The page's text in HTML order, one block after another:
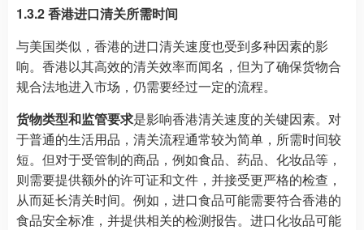
1.3.2 香港进口清关所需时间
与美国类似，香港的进口清关速度也受到多种因素的影
响。香港以其高效的清关效率而闻名，但为了确保货物合
规合法地进入市场，仍需要经过一定的流程。
货物类型和监管要求是影响香港清关速度的关键因素。对
于普通的生活用品，清关流程通常较为简单，所需时间较
短。但对于受管制的商品，例如食品、药品、化妆品等，
则需要提供额外的许可证和文件，并接受更严格的检查，
从而延长清关时间。例如，进口食品可能需要符合香港的
食品安全标准，并提供相关的检测报告。进口化妆品可能